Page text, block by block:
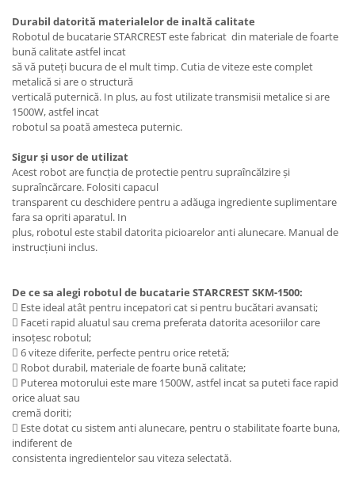
Durabil datorită materialelor de inaltă calitate
Robotul de bucatarie STARCREST este fabricat din materiale de foarte
bună calitate astfel incat
să vă puteţi bucura de el mult timp. Cutia de viteze este complet
metalică si are o structură
verticală puternică. In plus, au fost utilizate transmisii metalice si are
1500W, astfel incat
robotul sa poată amesteca puternic.
Sigur şi usor de utilizat
Acest robot are funcţia de protectie pentru supraîncălzire și
supraîncărcare. Folositi capacul
transparent cu deschidere pentru a adăuga ingrediente suplimentare
fara sa opriti aparatul. In
plus, robotul este stabil datorita picioarelor anti alunecare. Manual de
instrucţiuni inclus.
De ce sa alegi robotul de bucatarie STARCREST SKM-1500:
 Este ideal atât pentru incepatori cat si pentru bucătari avansati;
 Faceti rapid aluatul sau crema preferata datorita acesoriilor care
insoţesc robotul;
 6 viteze diferite, perfecte pentru orice retetă;
 Robot durabil, materiale de foarte bună calitate;
 Puterea motorului este mare 1500W, astfel incat sa puteti face rapid
orice aluat sau
cremă doriti;
 Este dotat cu sistem anti alunecare, pentru o stabilitate foarte buna,
indiferent de
consistenta ingredientelor sau viteza selectată.